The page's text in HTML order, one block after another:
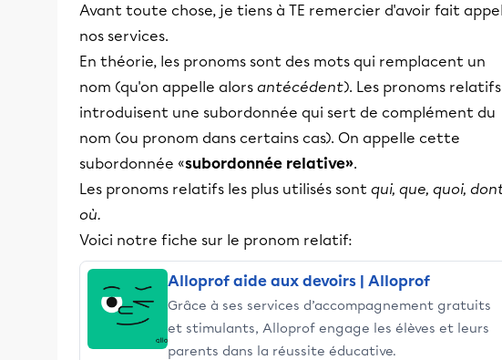
Avant toute chose, je tiens à TE remercier d'avoir fait
nos services.
En théorie, les pronoms sont des mots qui remplacent un
nom (qu'on appelle alors antécédent). Les pronoms relatifs
introduisent une subordonnée qui sert de complément du
nom (ou pronom dans certains cas). On appelle cette
subordonnée «subordonnée relative».
Les pronoms relatifs les plus utilisés sont qui, que, quoi,
où.
Voici notre fiche sur le pronom relatif:
Alloprof aide aux devoirs | Alloprof
Grâce à ses services d’accompagnement gratuits
et stimulants, Alloprof engage les élèves et leurs
parents dans la réussite éducative.